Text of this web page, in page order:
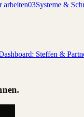
arbeiten03Systeme &
Steffen &